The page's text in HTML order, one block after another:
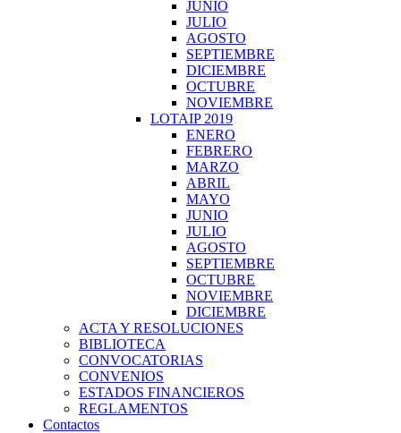
JUNIO
JULIO
AGOSTO
SEPTIEMBRE
DICIEMBRE
OCTUBRE
NOVIEMBRE
LOTAIP 2019
ENERO
FEBRERO
MARZO
ABRIL
MAYO
JUNIO
JULIO
AGOSTO
SEPTIEMBRE
OCTUBRE
NOVIEMBRE
DICIEMBRE
ACTA Y RESOLUCIONES
BIBLIOTECA
CONVOCATORIAS
CONVENIOS
ESTADOS FINANCIEROS
REGLAMENTOS
Contactos